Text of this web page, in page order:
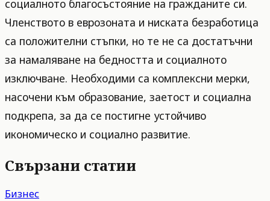
социалното благосъстояние на гражданите си.
Членството в еврозоната и ниската безработица
са положителни стъпки, но те не са достатъчни
за намаляване на бедността и социалното
изключване. Необходими са комплексни мерки,
насочени към образование, заетост и социална
подкрепа, за да се постигне устойчиво
икономическо и социално развитие.
Свързани статии
Бизнес